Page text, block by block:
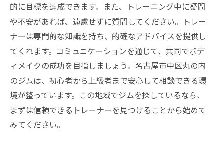
的に目標を達成できます。また、トレーニング中に疑問
や不安があれば、遠慮せずに質問してください。トレー
ナーは専門的な知識を持ち、的確なアドバイスを提供し
てくれます。コミュニケーションを通じて、共同でボデ
ィメイクの成功を目指しましょう。名古屋市中区丸の内
のジムは、初心者から上級者まで安心して相談できる環
境が整っています。この地域でジムを探しているなら、
まずは信頼できるトレーナーを見つけることから始めて
みてください。